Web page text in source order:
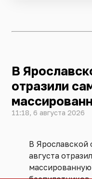
В
отразили
11:18, 6 августа 2026
В Ярославской
августа